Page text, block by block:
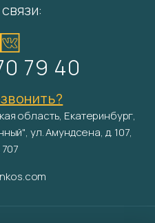
79 40
область, Екатеринбург,
ул. Амундсена, д. 107,